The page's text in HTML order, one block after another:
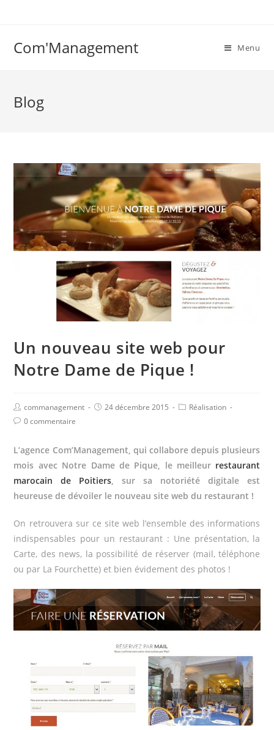
Com'Management Menu
Blog
Un nouveau site web pour
Notre Dame de Pique !
commanagement 24 décembre 2015
Réalisation
0 commentaire
L’agence Com’Management, qui collabore depuis plusieurs
mois avec Notre Dame de Pique, le meilleur restaurant
marocain de Poitiers, sur sa notoriété digitale est
heureuse de dévoiler le nouveau site web du restaurant !
On retrouvera sur ce site web l’ensemble des informations
indispensables pour un restaurant : Une présentation, la
Carte, des news, la possibilité de réserver (mail, téléphone
ou par La Fourchette) et bien évidement des photos !